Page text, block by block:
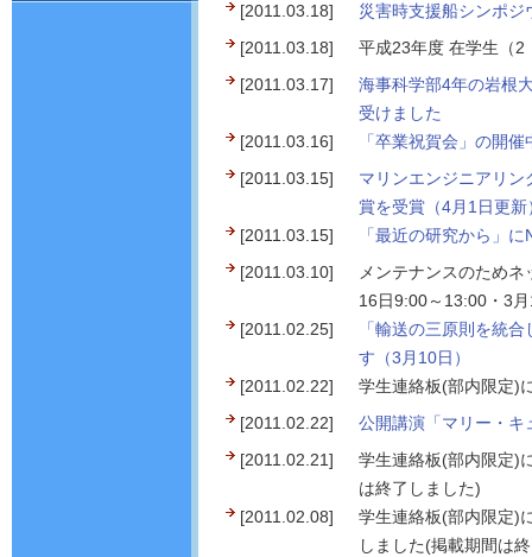
[2011.03.18]
災害時支援船シンポ
[2011.03.18]
平成23年度 在学生（2
[2011.03.17]
海事科学部4年の岩根
受けました
[2011.03.16]
「卒業祝賀会」の開
[2011.03.15]
マリンエンジニアリ
賞を受賞（4月1日更新
[2011.03.15]
「最近の研究から」
[2011.03.10]
メンテナンスのため
16日9:00～13:00・3
[2011.02.25]
「輸送の三原則を統
す（3月10日）
[2011.02.22]
学生連絡板(部内限定)
[2011.02.22]
公開講演「マリー・キ
[2011.02.21]
学生連絡板(部内限定)
は終了しました)
[2011.02.08]
学生連絡板(部内限定)
しました(掲載期間は